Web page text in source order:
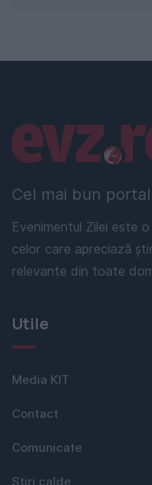
Cel mai bun
Evenimentul Zilei este
celor care apreciază
relevante din toate
Linkuri utile
Utile
Media KIT
Contact
Comunicate
Stiri calde